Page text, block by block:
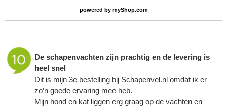
powered by myShop.com
De schapenvachten zijn prachtig en de levering is
heel snel
Dit is mijn 3e bestelling bij Schapenvel.nl omdat ik er
zo’n goede ervaring mee heb.
Mijn hond en kat liggen erg graag op de vachten en